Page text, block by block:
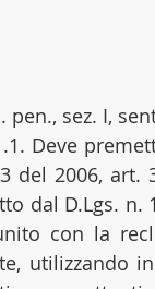
pen., sez. I,
Deve
del 2006, art.
dal D.Lgs. n.
con la
utilizzando